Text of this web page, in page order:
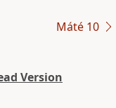
Máté 10
Version